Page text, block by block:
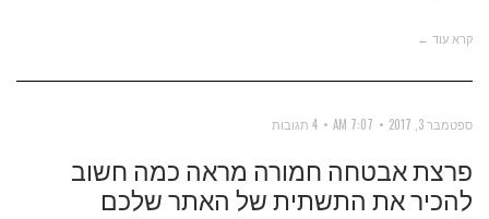
קרא עוד ←
ספטמבר 3, 2017 7:07 AM 4 תגובות
פרצת אבטחה חמורה מראה כמה חשוב
להכיר את התשתית של האתר שלכם